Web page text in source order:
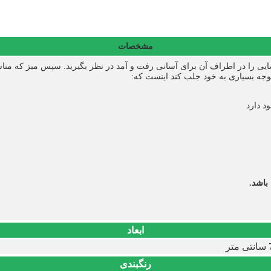
مشخصات
فضایی را در اطراف آن برای آسانی رفت و آمد در نظر بگیرید. سپس میز که
بسیاری به خود جلب کند اینست که:
دارد
ابعاد
رنگبندی